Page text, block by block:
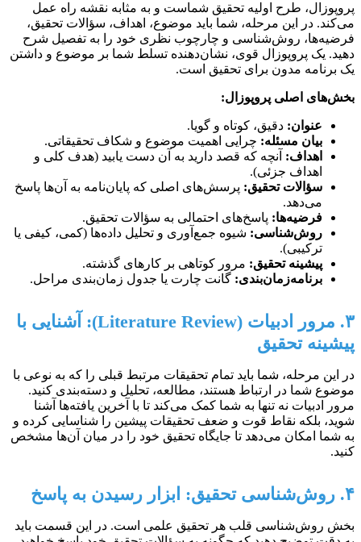
پروپوزال، طرح اولیه تحقیق شماست و به مثابه نقشه راه عمل
می‌کند. در این مرحله، شما باید موضوع، اهداف، سؤالات تحقیق،
فرضیه‌ها، روش‌شناسی و چارچوب نظری خود را به تفصیل شرح
دهید. یک پروپوزال قوی، نشان‌دهنده تسلط شما بر موضوع و داشتن
یک برنامه مدون برای تحقیق است.
بخش‌های اصلی پروپوزال:
عنوان: دقیق، کوتاه و گویا.
بیان مسئله: چرایی اهمیت موضوع و شکاف تحقیقاتی.
اهداف: آنچه که قصد دارید به آن دست یابید (هدف کلی و
اهداف جزئی).
سؤالات تحقیق: پرسش‌های اصلی که پایان‌نامه به آن‌ها پاسخ
می‌دهد.
فرضیه‌ها: پاسخ‌های احتمالی به سؤالات تحقیق.
روش‌شناسی: شیوه جمع‌آوری و تحلیل داده‌ها (کمی، کیفی یا
ترکیبی).
پیشینه تحقیق: مرور کوتاهی بر کارهای گذشته.
برنامه‌زمان‌بندی: گانت چارت یا جدول زمان‌بندی مراحل.
۳. مرور ادبیات (Literature Review): آشنایی با
پیشینه تحقیق
در این مرحله، شما باید تمام تحقیقات مرتبط قبلی را که به نوعی با
موضوع شما در ارتباط هستند، مطالعه، تحلیل و دسته‌بندی کنید.
مرور ادبیات نه تنها به شما کمک می‌کند تا با آخرین یافته‌ها آشنا
شوید، بلکه نقاط قوت و ضعف تحقیقات پیشین را شناسایی کرده و
به شما امکان می‌دهد تا جایگاه تحقیق خود را در میان آن‌ها مشخص
کنید.
۴. روش‌شناسی تحقیق: ابزار رسیدن به پاسخ
بخش روش‌شناسی قلب هر تحقیق علمی است. در این قسمت باید